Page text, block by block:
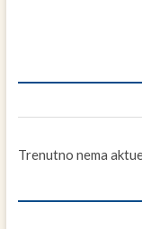
Trenutno nema